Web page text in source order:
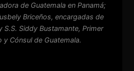
de Guatemala en Panamá;
Briceños, encargadas de
S.S. Siddy Bustamante, Primer
y Cónsul de Guatemala.